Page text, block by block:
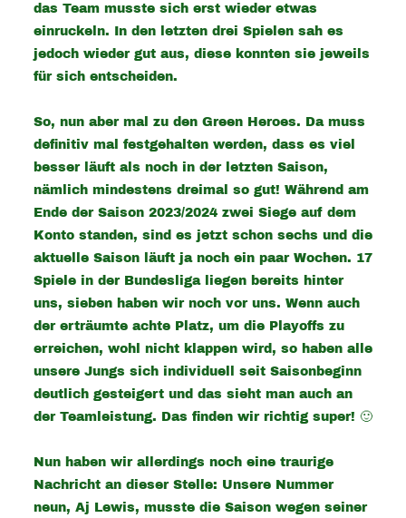
das Team musste sich erst wieder etwas
einruckeln. In den letzten drei Spielen sah es
jedoch wieder gut aus, diese konnten sie jeweils
für sich entscheiden.
So, nun aber mal zu den Green Heroes. Da muss
definitiv mal festgehalten werden, dass es viel
besser läuft als noch in der letzten Saison,
nämlich mindestens dreimal so gut! Während am
Ende der Saison 2023/2024 zwei Siege auf dem
Konto standen, sind es jetzt schon sechs und die
aktuelle Saison läuft ja noch ein paar Wochen. 17
Spiele in der Bundesliga liegen bereits hinter
uns, sieben haben wir noch vor uns. Wenn auch
der erträumte achte Platz, um die Playoffs zu
erreichen, wohl nicht klappen wird, so haben alle
unsere Jungs sich individuell seit Saisonbeginn
deutlich gesteigert und das sieht man auch an
der Teamleistung. Das finden wir richtig super! 🙂
Nun haben wir allerdings noch eine traurige
Nachricht an dieser Stelle: Unsere Nummer
neun, Aj Lewis, musste die Saison wegen seiner